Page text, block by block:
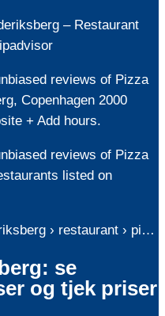
– Restaurant
reviews of Pizza
Copenhagen 2000
+ Add hours.
reviews of Pizza
listed on
› restaurant › pi…
se
og tjek priser